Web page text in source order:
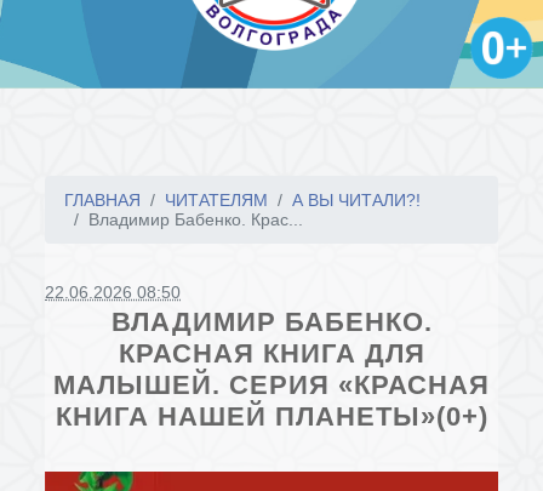
ГЛАВНАЯ ЧИТАТЕЛЯМ
А ВЫ ЧИТАЛИ?!
Владимир Бабенко. Крас...
22.06.2026 08:50
ВЛАДИМИР БАБЕНКО.
КРАСНАЯ КНИГА ДЛЯ
МАЛЫШЕЙ. СЕРИЯ «КРАСНАЯ
КНИГА НАШЕЙ ПЛАНЕТЫ»(0+)